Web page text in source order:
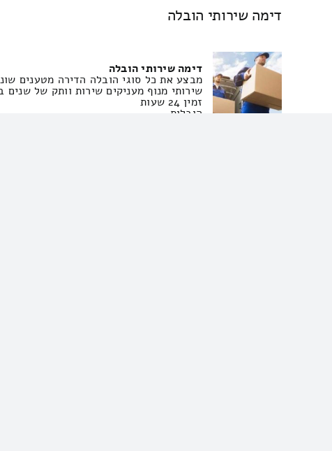
דימה שירותי הובלה
דימה שירותי הובלה
שירותי מנוף מעניקים שירות וותק של
זמין 24 שעות
הובלות